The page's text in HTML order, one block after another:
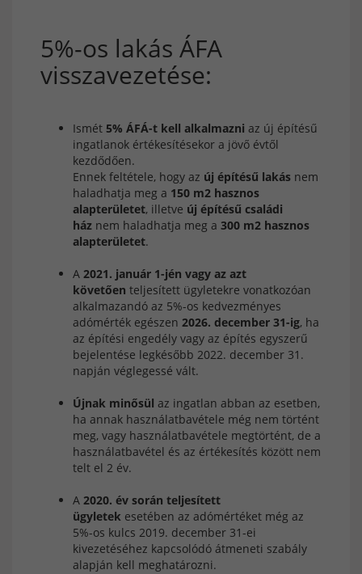
5%-os lakás ÁFA
visszavezetése:
Ismét 5% ÁFÁ-t kell alkalmazni az új építésű
ingatlanok értékesítésekor a jövő évtől
kezdődően.
Ennek feltétele, hogy az új építésű lakás nem
haladhatja meg a 150 m2 hasznos
alapterületet, illetve új építésű családi
ház nem haladhatja meg a 300 m2 hasznos
alapterületet.
A 2021. január 1-jén vagy az azt
követően teljesített ügyletekre vonatkozóan
alkalmazandó az 5%-os kedvezményes
adómérték egészen 2026. december 31-ig, ha
az építési engedély vagy az építés egyszerű
bejelentése legkésőbb 2022. december 31.
napján véglegessé vált.
Újnak minősül az ingatlan abban az esetben,
ha annak használatbavétele még nem történt
meg, vagy használatbavétele megtörtént, de a
használatbavétel és az értékesítés között nem
telt el 2 év.
A 2020. év során teljesített
ügyletek esetében az adómértéket még az
5%-os kulcs 2019. december 31-ei
kivezetéséhez kapcsolódó átmeneti szabály
alapján kell meghatározni.